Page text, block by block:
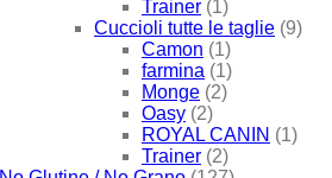
Trainer (1)
Cuccioli tutte le taglie (9)
Camon (1)
farmina (1)
Monge (2)
Oasy (2)
ROYAL CANIN (1)
Trainer (2)